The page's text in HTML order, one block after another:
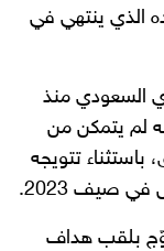
الذي ينتهي في
الدوري السعودي منذ
النصر في ديسمبر 2022، لكنه لم يتمكن من
تتويجه
صيف 2023.
بلقب هداف